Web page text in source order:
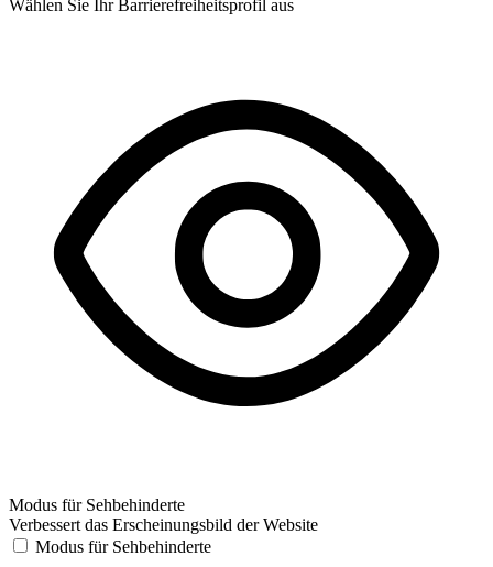
Wählen Sie Ihr Barrierefreiheitsprofil aus
Modus für Sehbehinderte
Verbessert das Erscheinungsbild der Website
Modus für Sehbehinderte